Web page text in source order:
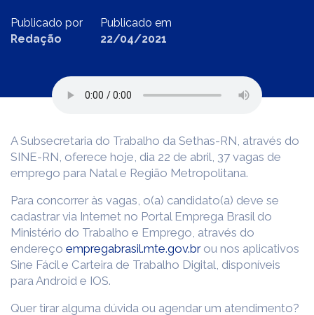
Publicado por
Redação
Publicado em
22/04/2021
A Subsecretaria do Trabalho da Sethas-RN, através do
SINE-RN, oferece hoje, dia 22 de abril, 37 vagas de
emprego para Natal e Região Metropolitana.
Para concorrer às vagas, o(a) candidato(a) deve se
cadastrar via Internet no Portal Emprega Brasil do
Ministério do Trabalho e Emprego, através do
endereço empregabrasil.mte.gov.brou nos aplicativos
Sine Fácil e Carteira de Trabalho Digital, disponíveis
para Android e IOS.
Quer tirar alguma dúvida ou agendar um atendimento?